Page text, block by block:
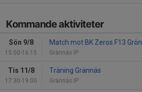
Kommande aktiviteter
Sön 9/8
15:00-16:15
Match mot BK Zeros F13 Grön
Grännäs IP
Tis 11/8
17:30-19:00
Träning Grännäs
Grännäs IP